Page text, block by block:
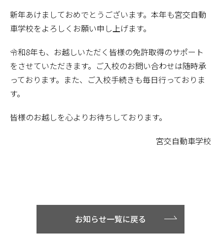
新年あけましておめでとうございます。本年も宮交自動
車学校をよろしくお願い申し上げます。
令和8年も、お越しいただく皆様の免許取得のサポート
をさせていただきます。ご入校のお問い合わせは随時承
っております。また、ご入校手続きも毎日行っておりま
す。
皆様のお越しを心よりお待ちしております。
宮交自動車学校
お知らせ一覧に戻る